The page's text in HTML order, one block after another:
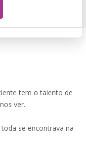
tem o talento de
ver.
se encontrava na